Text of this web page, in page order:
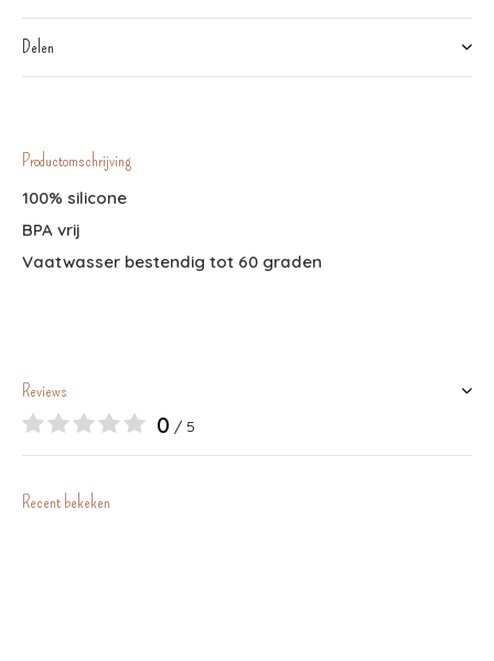
Delen
Productomschrijving
100% silicone
BPA vrij
Vaatwasser bestendig tot 60 graden
Reviews
0 / 5
Recent bekeken